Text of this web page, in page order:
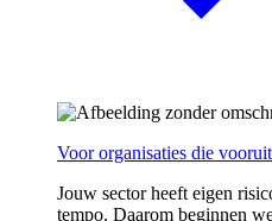
Voor organisaties die
Jouw sector heeft eigen
tempo. Daarom beginnen